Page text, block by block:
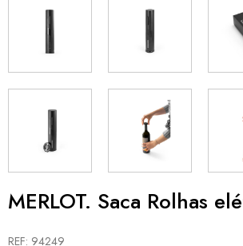
MERLOT. Saca Rolhas
REF: 94249